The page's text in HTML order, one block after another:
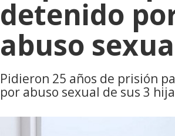
detenido
abuso
Pidieron 25 años de prisión
por abuso sexual de sus 3